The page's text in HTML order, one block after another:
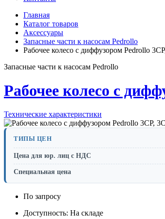
Главная
Каталог товаров
Аксессуары
Запасные части к насосам Pedrollo
Рабочее колесо с диффузором Pedrollo
Запасные части к насосам Pedrollo
Рабочее колесо с
Технические характеристики
ТИПЫ ЦЕН
Цена для юр. лиц с НДС
Специальная цена
По запросу
Доступность: На складе